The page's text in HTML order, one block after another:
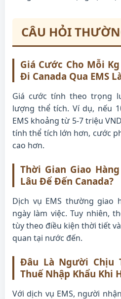
CÂU HỎI
Giá Cước Cho Mỗi
Đi Canada Qua EMS
Giá cước tính theo trọng
lượng thể tích. Ví dụ, nếu
EMS khoảng từ 5-7 triệu
tính thể tích lớn hơn, cước
cao hơn.
Thời Gian Giao
Lâu Để Đến Canada?
Dịch vụ EMS thường giao
ngày làm việc. Tuy nhiên,
tùy theo điều kiện thời tiết
quan tại nước đến.
Đâu Là Người Chịu
Thuế Nhập Khẩu Khi
Với dịch vụ EMS, người